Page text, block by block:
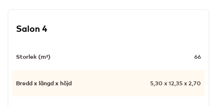
Salon 4
Storlek (m²) 66
Bredd x längd x höjd 5,30 x 12,35 x 2,70